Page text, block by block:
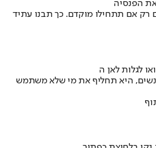
את הפנסיה
רק אם תתחילו מוקדם. כך תבנו עתיד
היא תחליף את מי שלא משתמש